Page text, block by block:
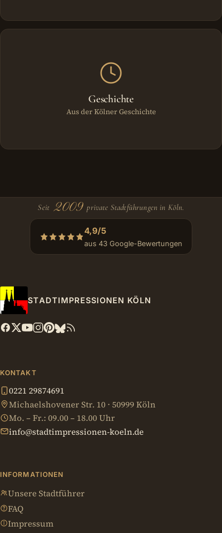
Geschichte
Aus der Kölner Geschichte
Seit 2009 private Stadtführungen in Köln.
4,9/5
aus 43 Google-Bewertungen
STADTIMPRESSIONEN KÖLN
KONTAKT
0221 29874691
Michaelshovener Str. 10 · 50999 Köln
Mo. – Fr.: 09.00 – 18.00 Uhr
info@stadtimpressionen-koeln.de
INFORMATIONEN
Unsere Stadtführer
FAQ
Impressum